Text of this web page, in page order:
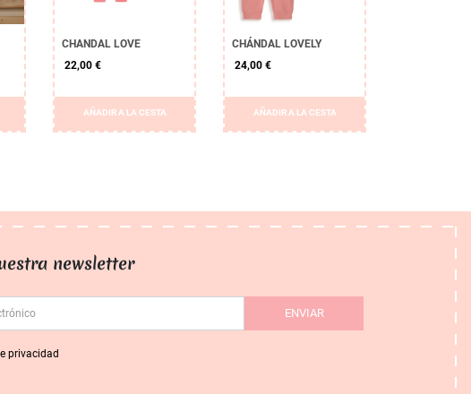
CHANDAL LOVE
22,00 €
AÑADIR A LA CESTA
CHÁNDAL LOVELY
24,00 €
AÑADIR A LA CESTA
newsletter
ENVIAR
privacidad